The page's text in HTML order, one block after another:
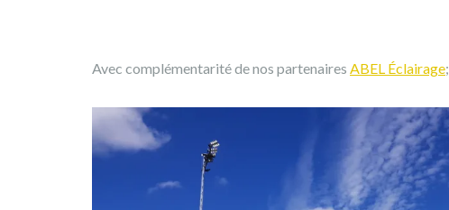
Avec complémentarité de nos partenaires ABEL Éclairage;